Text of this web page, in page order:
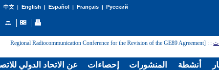
中文| English | Español | Français| Русский
:
: [Regional Radiocommunication Conference for the Revision of the GE89 Agreement
عن الاتحاد الدولي إحصاءات المنشورات أنشطة